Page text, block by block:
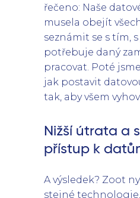
řečeno: Naše
musela obejít
seznámit se s tím,
potřebuje daný
pracovat. Poté
jak postavit
tak, aby všem
Nižší útrata a
přístup k
A výsledek? Zoot
stejné